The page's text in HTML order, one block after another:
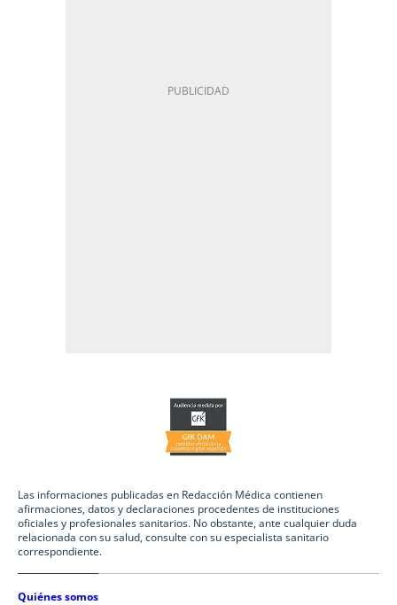
Las informaciones publicadas en Redacción Médica contienen
afirmaciones, datos y declaraciones procedentes de instituciones
oficiales y profesionales sanitarios. No obstante, ante cualquier duda
relacionada con su salud, consulte con su especialista sanitario
correspondiente.
Quiénes somos